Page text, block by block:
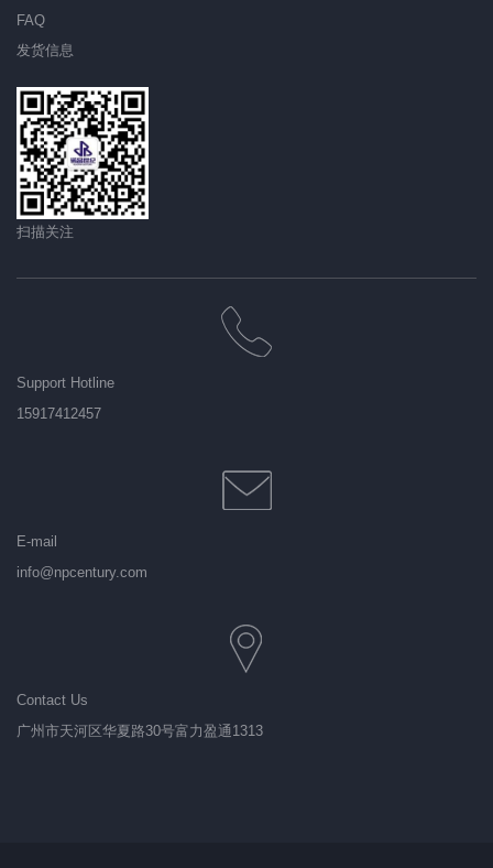
FAQ
发货信息
扫描关注
Support Hotline
15917412457
E-mail
info@npcentury.com
Contact Us
广州市天河区华夏路30号富力盈通1313